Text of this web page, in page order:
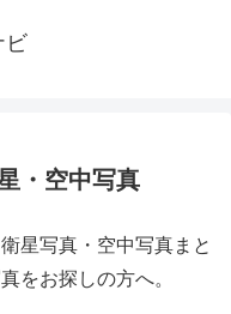
ビ
・空中写真
星写真・空中写真まと
をお探しの方へ。